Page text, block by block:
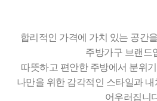
합리적인 가격에 가치 있는 공간
주방가구 브랜드
따뜻하고 편안한 주방에서 분위
나만을 위한 감각적인 스타일과
어우러집니